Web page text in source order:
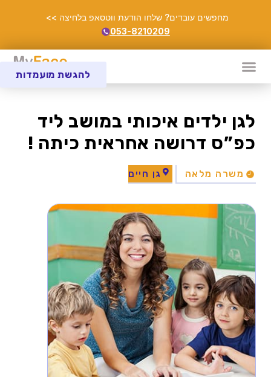
מחפשים עובדים? שלחו הודעת ווטסאפ בלחיצה >>
053-8210209
לגן ילדים איכותי במושב ליד
כפ”ס דרושה אחראית כיתה !
משרה מלאה גן חיים
להגשת מועמדות